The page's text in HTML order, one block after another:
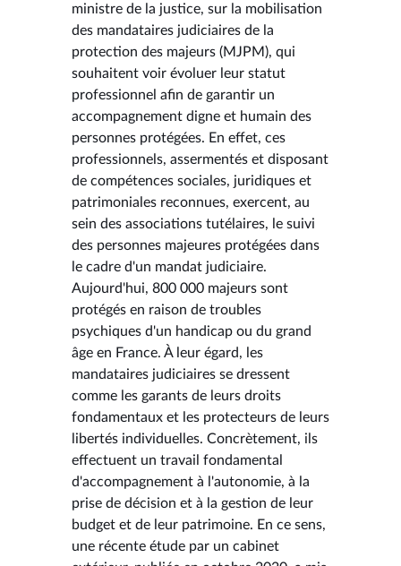
ministre de la justice, sur la mobilisation
des mandataires judiciaires de la
protection des majeurs (MJPM), qui
souhaitent voir évoluer leur statut
professionnel afin de garantir un
accompagnement digne et humain des
personnes protégées. En effet, ces
professionnels, assermentés et disposant
de compétences sociales, juridiques et
patrimoniales reconnues, exercent, au
sein des associations tutélaires, le suivi
des personnes majeures protégées dans
le cadre d'un mandat judiciaire.
Aujourd'hui, 800 000 majeurs sont
protégés en raison de troubles
psychiques d'un handicap ou du grand
âge en France. À leur égard, les
mandataires judiciaires se dressent
comme les garants de leurs droits
fondamentaux et les protecteurs de leurs
libertés individuelles. Concrètement, ils
effectuent un travail fondamental
d'accompagnement à l'autonomie, à la
prise de décision et à la gestion de leur
budget et de leur patrimoine. En ce sens,
une récente étude par un cabinet